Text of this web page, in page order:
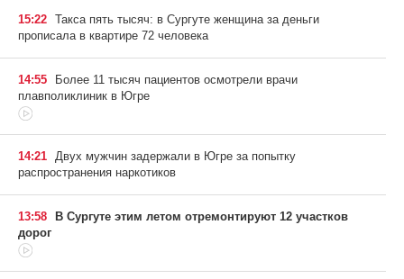
15:22 Такса пять тысяч: в Сургуте женщина за деньги
прописала в квартире 72 человека
14:55
Более 11 тысяч пациентов осмотрели врачи
плавполиклиник в Югре
14:21
Двух мужчин задержали в Югре за попытку
распространения наркотиков
13:58 В Сургуте этим летом отремонтируют 12 участков
дорог